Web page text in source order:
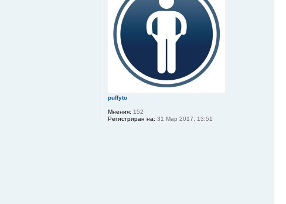
puffyto
Мнения: 152
Регистриран на: 31 Мар 2017, 13:51